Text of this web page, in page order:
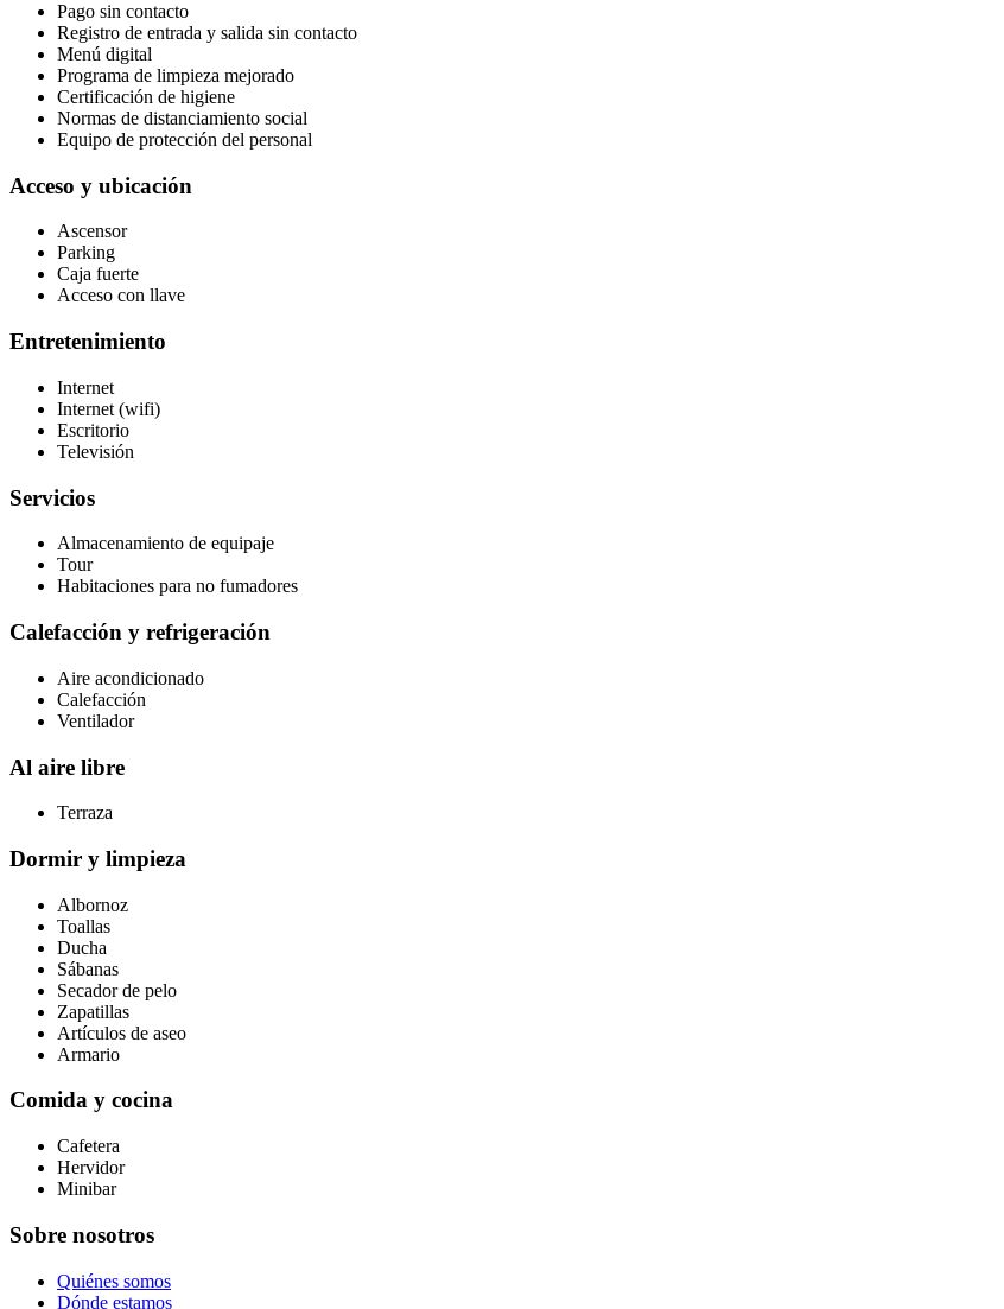
Pago sin contacto
Registro de entrada y salida sin contacto
Menú digital
Programa de limpieza mejorado
Certificación de higiene
Normas de distanciamiento social
Equipo de protección del personal
Acceso y ubicación
Ascensor
Parking
Caja fuerte
Acceso con llave
Entretenimiento
Internet
Internet (wifi)
Escritorio
Televisión
Servicios
Almacenamiento de equipaje
Tour
Habitaciones para no fumadores
Calefacción y refrigeración
Aire acondicionado
Calefacción
Ventilador
Al aire libre
Terraza
Dormir y limpieza
Albornoz
Toallas
Ducha
Sábanas
Secador de pelo
Zapatillas
Artículos de aseo
Armario
Comida y cocina
Cafetera
Hervidor
Minibar
Sobre nosotros
Quiénes somos
Dónde estamos